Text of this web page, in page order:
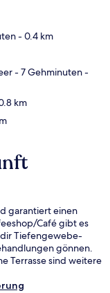
- 0.4 km
- 7 Gehminuten-
km
garantiert einen
Café gibt es
Tiefengewebe-
gönnen.
Terrasse sind weitere